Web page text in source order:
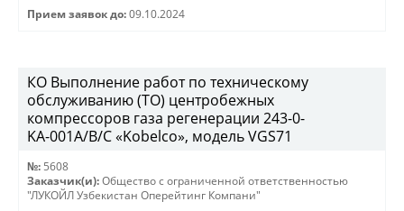
Прием заявок до: 09.10.2024
КО Выполнение работ по техническому
обслуживанию (ТО) центробежных
компрессоров газа регенерации 243-0-
KА-001А/В/С «Kobelco», модель VGS71
№: 5608
Заказчик(и): Общество с ограниченной ответственностью
"ЛУКОЙЛ Узбекистан Оперейтинг Компани"